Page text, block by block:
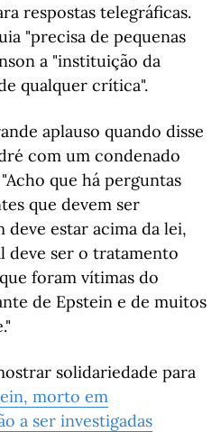
respostas telegráficas.
"precisa de pequenas
a "instituição da
qualquer crítica".
aplauso quando disse
com um condenado
que há perguntas
que devem ser
deve estar acima da lei,
deve ser o tratamento
foram vítimas do
de Epstein e de muitos
solidariedade para
morto em
a ser investigadas